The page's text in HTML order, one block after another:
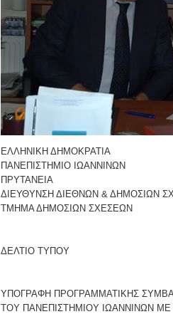
ΕΛΛΗΝΙΚΗ ΔΗΜΟΚΡΑΤΙΑ
ΠΑΝΕΠΙΣΤΗΜΙΟ ΙΩΑΝΝΙΝΩΝ
ΠΡΥΤΑΝΕΙΑ
ΔΙΕΥΘΥΝΣΗ ΔΙΕΘΝΩΝ & ΔΗΜΟΣΙΩΝ
ΤΜΗΜΑ ΔΗΜΟΣΙΩΝ ΣΧΕΣΕΩΝ
ΔΕΛΤΙΟ ΤΥΠΟΥ
ΥΠΟΓΡΑΦΗ ΠΡΟΓΡΑΜΜΑΤΙΚΗΣ
ΤΟΥ ΠΑΝΕΠΙΣΤΗΜΙΟΥ ΙΩΑΝΝΙΝΩΝ